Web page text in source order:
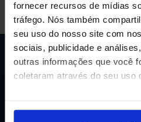
fornecer recursos de mídias
tráfego. Nós também
seu uso do nosso site com
sociais, publicidade e
outras informações que você
coletaram através do seu uso